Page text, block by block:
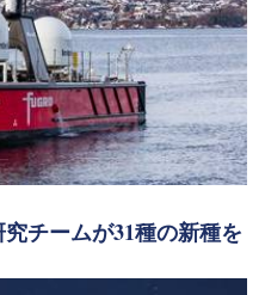
チームが31種の新種を